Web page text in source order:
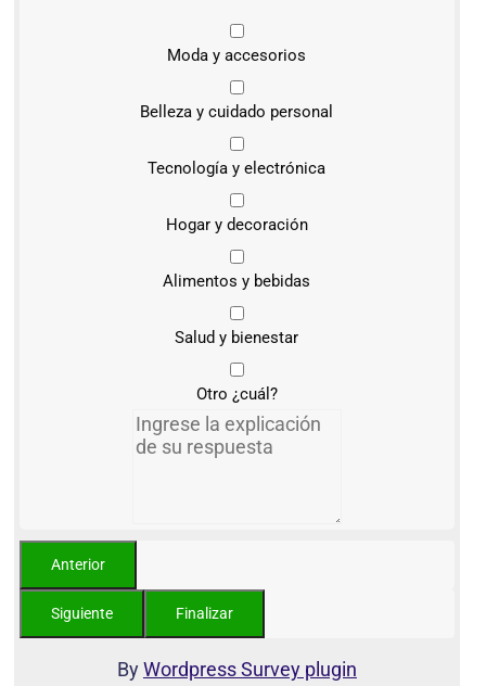
Moda y accesorios
Belleza y cuidado personal
Tecnología y electrónica
Hogar y decoración
Alimentos y bebidas
Salud y bienestar
Otro ¿cuál?
ByWordpress Survey plugin